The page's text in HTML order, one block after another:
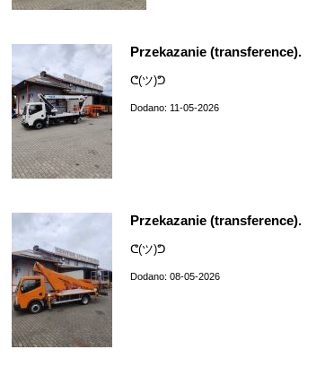
Przekazanie (transference).
ᕦ(ツ)ᕤ
Dodano: 11-05-2026
Przekazanie (transference).
ᕦ(ツ)ᕤ
Dodano: 08-05-2026